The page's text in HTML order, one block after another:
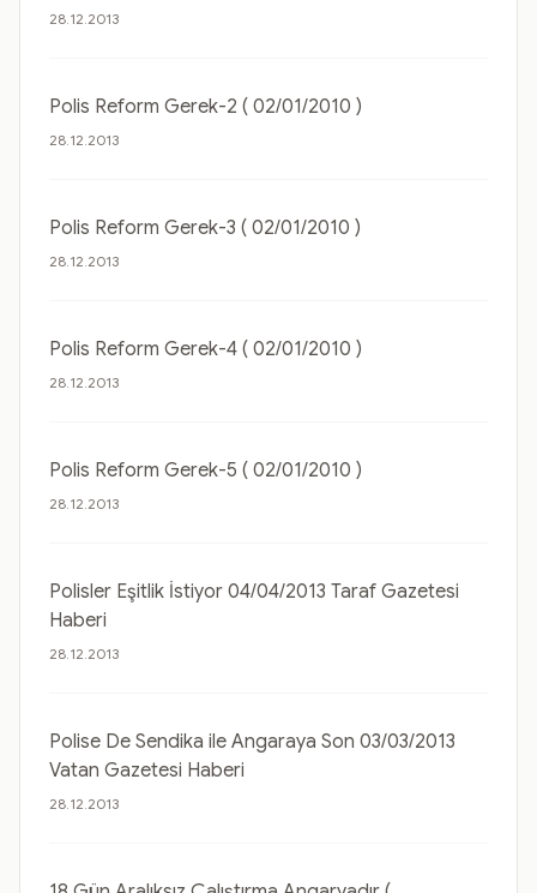
28.12.2013
Polis Reform Gerek-2 ( 02/01/2010 )
28.12.2013
Polis Reform Gerek-3 ( 02/01/2010 )
28.12.2013
Polis Reform Gerek-4 ( 02/01/2010 )
28.12.2013
Polis Reform Gerek-5 ( 02/01/2010 )
28.12.2013
Polisler Eşitlik İstiyor 04/04/2013 Taraf Gazetesi
Haberi
28.12.2013
Polise De Sendika ile Angaraya Son 03/03/2013
Vatan Gazetesi Haberi
28.12.2013